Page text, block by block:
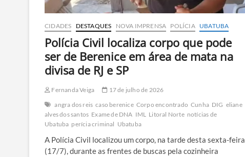
CIDADES DESTAQUES NOVA IMPRENSA POLÍCIA UBATUBA
Polícia Civil localiza corpo que pode
ser de Berenice em área de mata na
divisa de RJ e SP
Fernanda Veiga
17 de julho de 2026
angra dos reis caso berenice Corpo encontrado Cunha DIG eliane
alves dos santos Exame de DNA IML Litoral Norte notícias de
Ubatuba perícia criminal Ubatuba
A Polícia Civil localizou um corpo, na tarde desta sexta-feira
(17/7), durante as frentes de buscas pela cozinheira